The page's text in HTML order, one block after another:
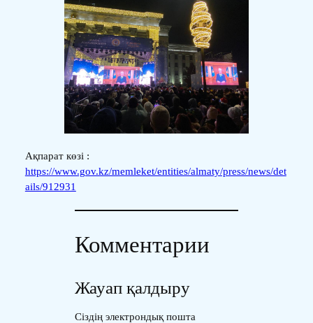
Ақпарат көзі :
https://www.gov.kz/memleket/entities/almaty/press/news/det
ails/912931
Комментарии
Жауап қалдыру
Сіздің электрондық пошта